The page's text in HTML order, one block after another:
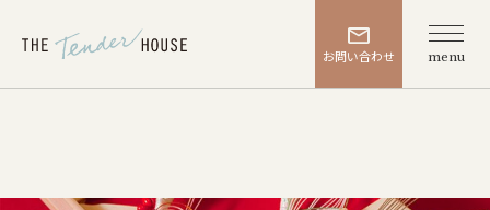
お問い合わせ menu